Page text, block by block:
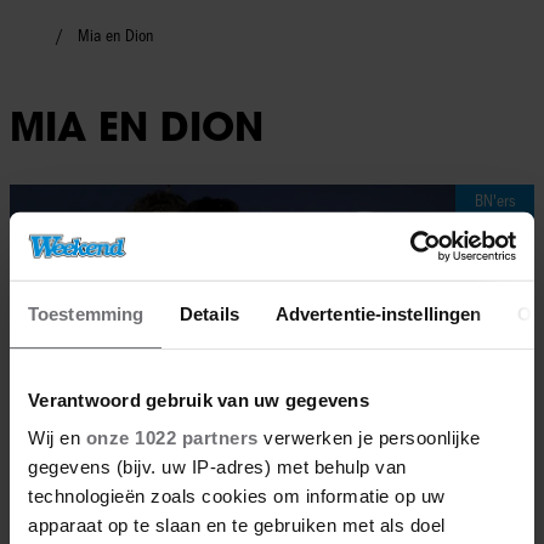
Toestemming Details Advertentie-instellingen
Verantwoord gebruik van uw gegevens
Wij en onze 1022 partners verwerken je persoonlijke
gegevens (bijv. uw IP-adres) met behulp van
technologieën zoals cookies om informatie op uw
apparaat op te slaan en te gebruiken met als doel
Mia en Dion
MIA EN DION
BN'ers